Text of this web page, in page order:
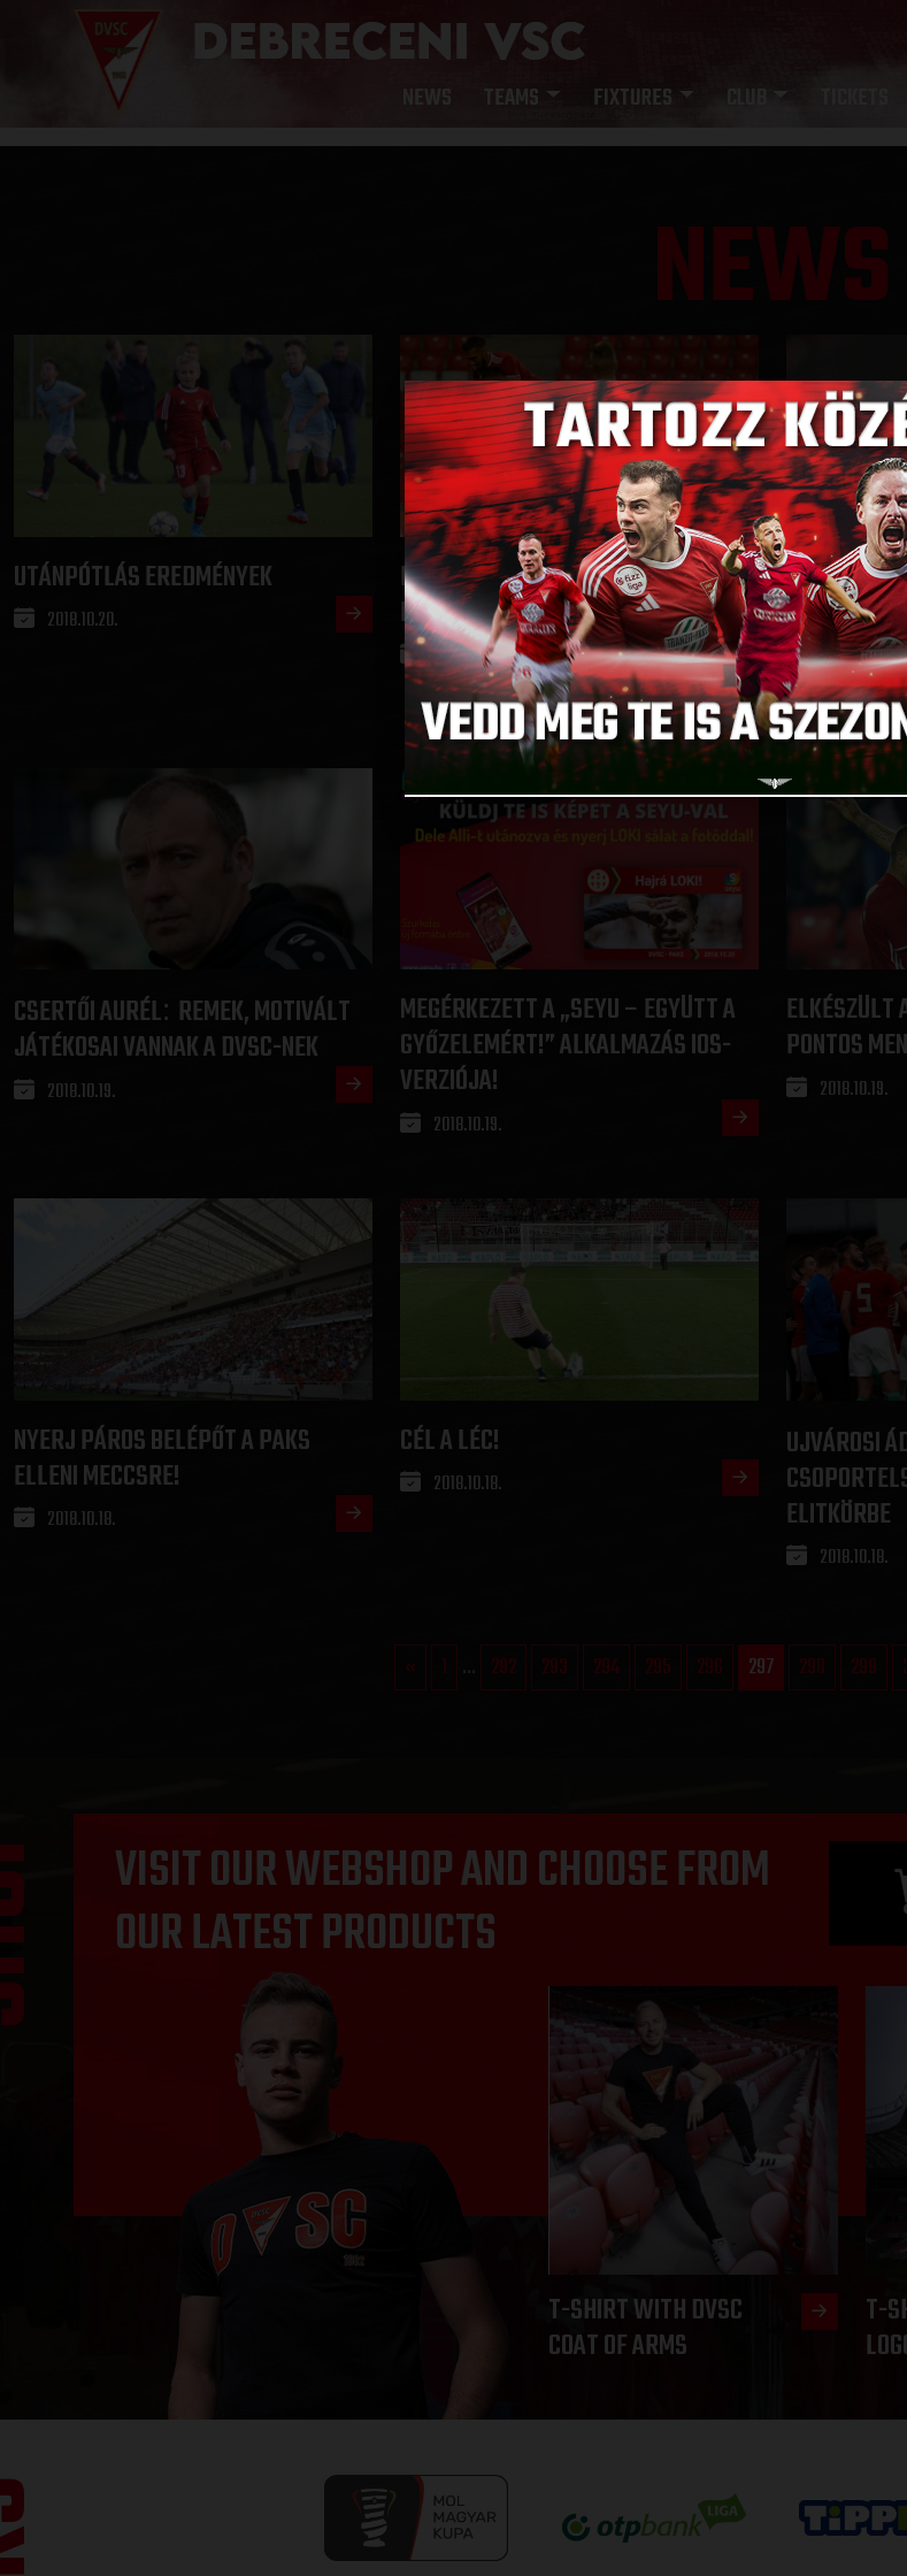
NEWS TEAMS FIXTURES
NEWS
UTÁNPÓTLÁS EREDMÉNYEK
2018.10.20.
LEGYŐZTÜK A JÓ FORMÁBAN LÉVŐ
PAKSOT
2018.10.20.
HERCZEG
LEGYÜNK
2018.10.19.
CSERTŐI AURÉL: REMEK, MOTIVÁLT
JÁTÉKOSAI VANNAK A DVSC-NEK
2018.10.19.
MEGÉRKEZETT A „SEYU – EGYÜTT A
GYŐZELEMÉRT!” ALKALMAZÁS IOS-
VERZIÓJA!
2018.10.19.
ELKÉSZÜLT
PONTOS
2018.10.19.
NYERJ PÁROS BELÉPŐT A PAKS
ELLENI MECCSRE!
2018.10.18.
CÉL A LÉC!
2018.10.18.
UJVÁROSI
ELITKÖRBE
2018.10.18.
« 1 292 293 294 295 296 297 298 299
VISIT OUR WEBSHOP AND CHOOSE FROM
OUR LATEST PRODUCTS
T-SHIRT WITH DVSC
COAT OF ARMS
T-